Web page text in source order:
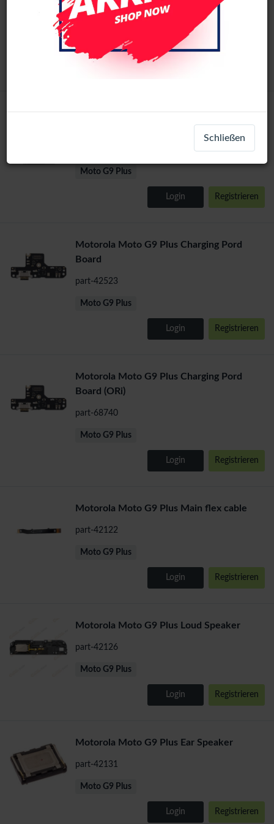
LCD-24620
Moto G9 Plus
Battery Compatible For Motorola Moto G9
Plus (MG50) Li-Ion 5000 mAh
Moto G9 Plus
Login Registrieren
Motorola Moto G9 Plus Charging Pord
Board
part-42523
Moto G9 Plus
Login Registrieren
Motorola Moto G9 Plus Charging Pord
Board (ORi)
part-68740
Moto G9 Plus
Login Registrieren
Motorola Moto G9 Plus Main flex cable
part-42122
Moto G9 Plus
Login Registrieren
Motorola Moto G9 Plus Loud Speaker
part-42126
Moto G9 Plus
Login Registrieren
Motorola Moto G9 Plus Ear Speaker
part-42131
Moto G9 Plus
Login Registrieren
Schließen